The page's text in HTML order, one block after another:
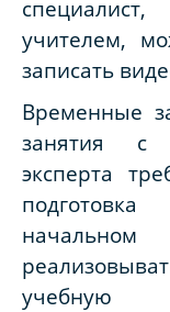
учителем,
записать
Временные
занятия с
эксперта
учебную